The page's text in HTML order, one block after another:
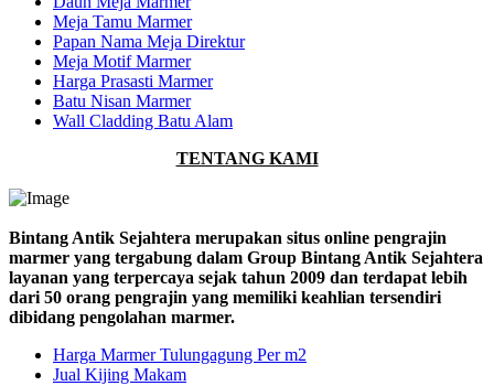
Meja Tamu Marmer
Papan Nama Meja Direktur
Meja Motif Marmer
Harga Prasasti Marmer
Batu Nisan Marmer
Wall Cladding Batu Alam
TENTANG KAMI
Bintang Antik Sejahtera merupakan situs online pengrajin
marmer yang tergabung dalam Group Bintang Antik Sejahtera
layanan yang terpercaya sejak tahun 2009 dan terdapat lebih
dari 50 orang pengrajin yang memiliki keahlian tersendiri
dibidang pengolahan marmer.
Harga Marmer Tulungagung Per m2
Jual Kijing Makam